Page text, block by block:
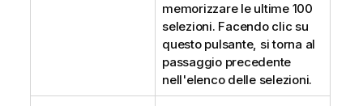
memorizzare le ultime 100
selezioni. Facendo clic su
questo pulsante, si torna al
passaggio precedente
nell'elenco delle selezioni.